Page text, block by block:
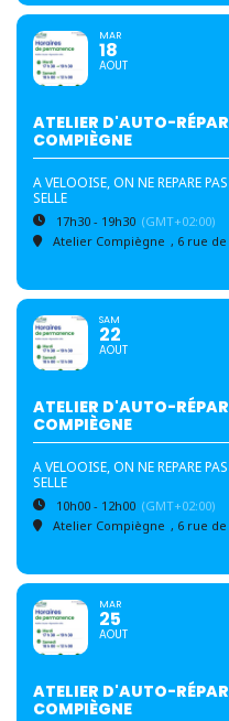
MAR
18
AOUT
ATELIER D'AUTO-
COMPIÈGNE
A VELOOISE, ON NE REPARE
SELLE
17h30 - 19h30 (GMT+02:00)
Atelier Compiègne , 6 rue
SAM
22
AOUT
ATELIER D'AUTO-
COMPIÈGNE
A VELOOISE, ON NE REPARE
SELLE
10h00 - 12h00 (GMT+02:00)
Atelier Compiègne , 6 rue
MAR
25
AOUT
ATELIER D'AUTO-
COMPIÈGNE